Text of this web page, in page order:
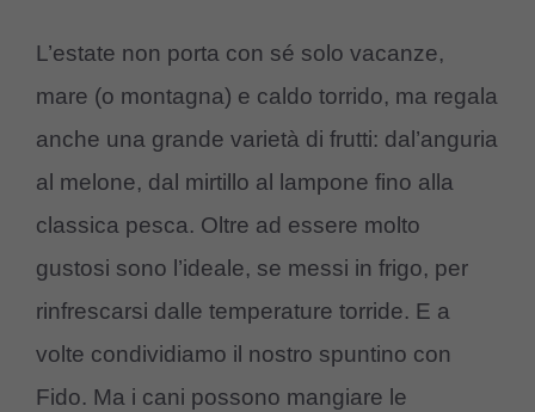
L’estate non porta con sé solo vacanze,
mare (o montagna) e caldo torrido, ma regala
anche una grande varietà di frutti: dal’anguria
al melone, dal mirtillo al lampone fino alla
classica pesca. Oltre ad essere molto
gustosi sono l’ideale, se messi in frigo, per
rinfrescarsi dalle temperature torride. E a
volte condividiamo il nostro spuntino con
Fido. Ma i cani possono mangiare le